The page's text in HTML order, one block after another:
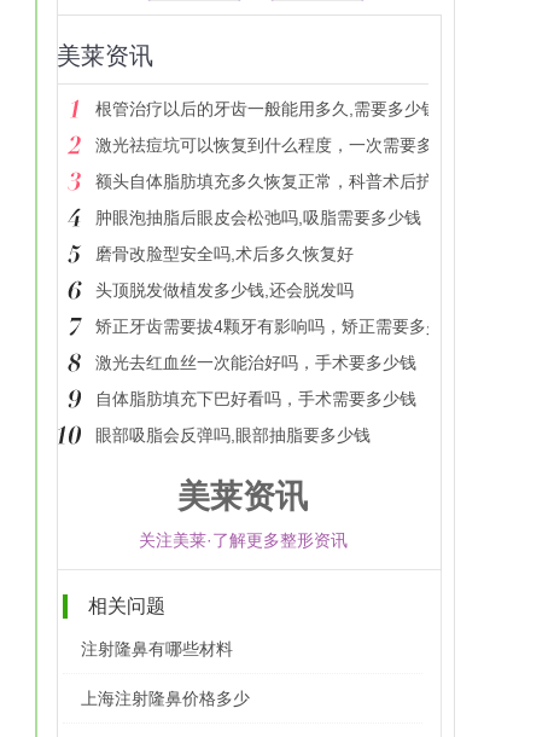
美莱资讯
根管治疗以后的牙齿一般能用多久,需要多少钱
肿眼泡抽脂后眼皮会松弛吗,吸脂需要多少钱
磨骨改脸型安全吗,术后多久恢复好
头顶脱发做植发多少钱,还会脱发吗
矫正牙齿需要拔4颗牙有影响吗，矫正需要多少钱
激光去红血丝一次能治好吗，手术要多少钱
自体脂肪填充下巴好看吗，手术需要多少钱
眼部吸脂会反弹吗,眼部抽脂要多少钱
美莱资讯
关注美莱·了解更多整形资讯
相关问题
注射隆鼻有哪些材料
上海注射隆鼻价格多少